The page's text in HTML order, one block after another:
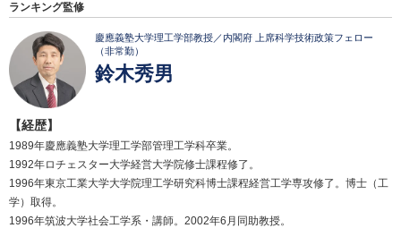
ランキング監修
慶應義塾大学理工学部教授／内閣府 上席科学技術政策フェロー
（非常勤）
鈴木秀男
【経歴】
1989年慶應義塾大学理工学部管理工学科卒業。
1992年ロチェスター大学経営大学院修士課程修了。
1996年東京工業大学大学院理工学研究科博士課程経営工学専攻修了。博士（工
学）取得。
1996年筑波大学社会工学系・講師。2002年6月同助教授。